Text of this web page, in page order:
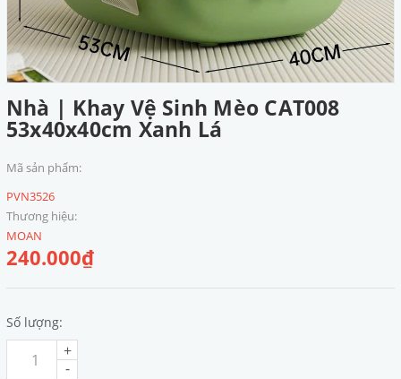
Nhà | Khay Vệ Sinh Mèo CAT008
53x40x40cm Xanh Lá
Mã sản phẩm:
PVN3526
Thương hiệu:
MOAN
240.000₫
Số lượng:
-
+